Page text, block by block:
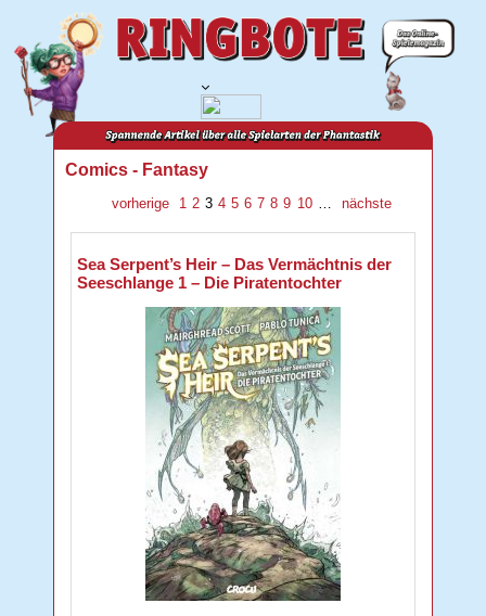
Comics - Fantasy
vorherige 1 2 3 4 5 6 7 8 9 10 … nächste
Sea Serpent’s Heir – Das Vermächtnis der
Seeschlange 1 – Die Piratentochter